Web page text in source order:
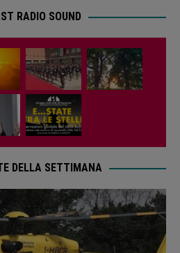
RADIO SOUND
DELLA SETTIMANA